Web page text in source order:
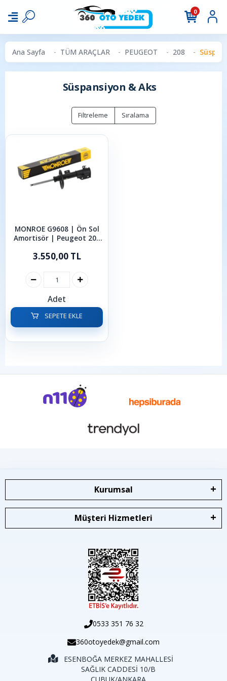
0
Ana Sayfa TÜM ARAÇLAR PEUGEOT 208
Süspansiyon & Aks
Filtreleme Sıralama
MONROE G9608 | Ön Sol
Amortisör | Peugeot 208
3.550,00 TL
Adet
SEPETE EKLE
Kurumsal
Müşteri Hizmetleri
0533 351 76 32
360otoyedek@gmail.com
ESENBOĞA MERKEZ MAHALLESİ
SAĞLIK CADDESİ 10/B